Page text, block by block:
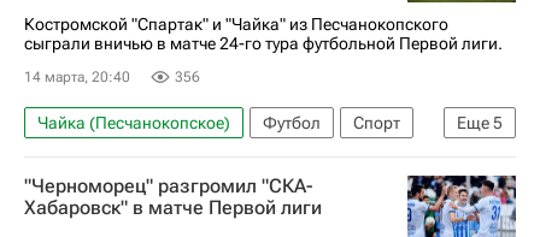
Костромской "Спартак" и "Чайка" из Песчанокопского
сыграли вничью в матче 24-го тура футбольной Первой лиги.
14 марта, 20:40 356
Еще5
Чайка (Песчанокопское) Футбол
Спорт
КамАЗ (завод)
Первая лига
Амур Калмыков
Спартак Москва КАМАЗ
"Черноморец" разгромил "СКА-
Хабаровск" в матче Первой лиги